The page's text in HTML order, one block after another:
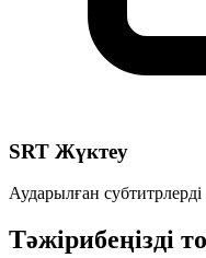
SRT Жүктеу
Аударылған
Тәжірибеңізді